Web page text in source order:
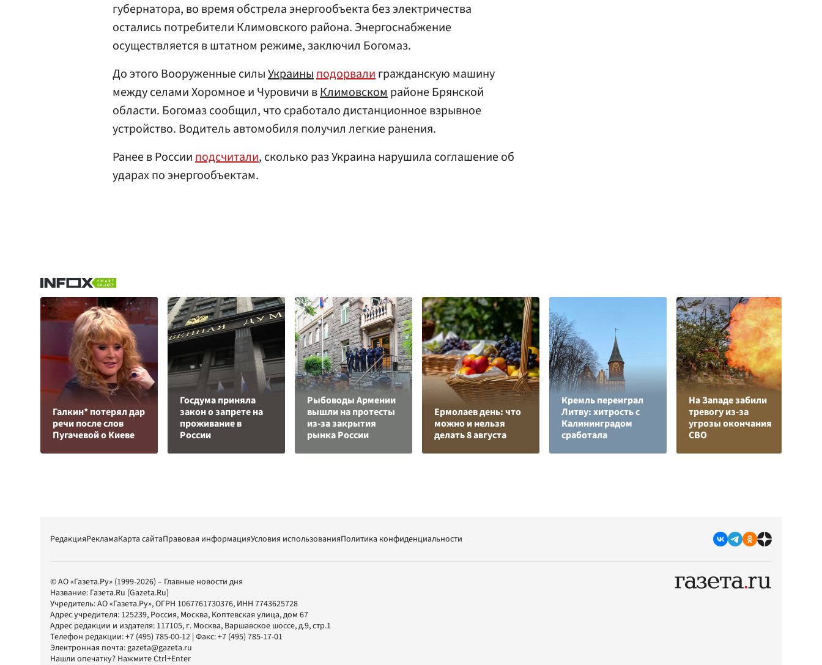
губернатора, во время обстрела энергообъекта без электричества
остались потребители Климовского района. Энергоснабжение
осуществляется в штатном режиме, заключил Богомаз.
До этого Вооруженные силыУкраиныподорвалигражданскую машину
между селами Хоромное и Чуровичи вКлимовскомрайоне Брянской
области. Богомаз сообщил, что сработало дистанционное взрывное
устройство. Водитель автомобиля получил легкие ранения.
Ранее в Россииподсчитали, сколько раз Украина нарушила соглашение об
ударах по энергообъектам.
Галкин* потерял дар
речи после слов
Пугачевой о Киеве
Госдума приняла
закон о запрете на
проживание в
России
Рыбоводы Армении
вышли на протесты
из-за закрытия
рынка России
Ермолаев день: что
можно и нельзя
делать 8 августа
Кремль переиграл
Литву: хитрость с
Калининградом
сработала
На Западе забили
тревогу из-за
угрозы окончания
СВО
РедакцияРекламаКарта сайтаПравовая информацияУсловия использованияПолитика конфиденциальности
© АО «Газета.Ру» (1999-2026) – Главные новости дня
Название: Газета.Ru (Gazeta.Ru)
Учредитель:АО «Газета.Ру», ОГРН 1067761730376, ИНН 7743625728
Адрес учредителя: 125239, Россия, Москва, Коптевская улица, дом 67
Адрес редакции и издателя: 117105, г. Москва, Варшавское шоссе, д.9, стр.1
Телефон редакции:+7 (495) 785-00-12 | Факс:+7 (495) 785-17-01
Электронная почта:gazeta@gazeta.ru
Нашли опечатку? Нажмите Ctrl+Enter